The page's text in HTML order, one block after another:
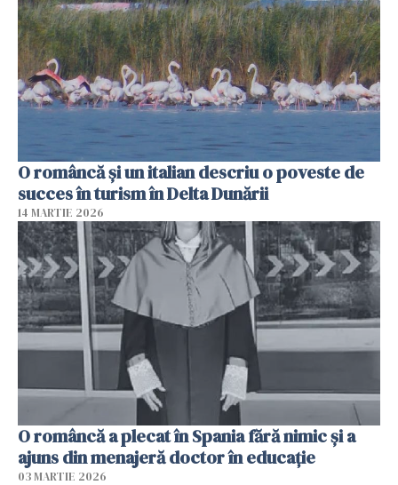
O româncă și un italian descriu o poveste de
succes în turism în Delta Dunării
14 MARTIE 2026
O româncă a plecat în Spania fără nimic și a
ajuns din menajeră doctor în educație
03 MARTIE 2026